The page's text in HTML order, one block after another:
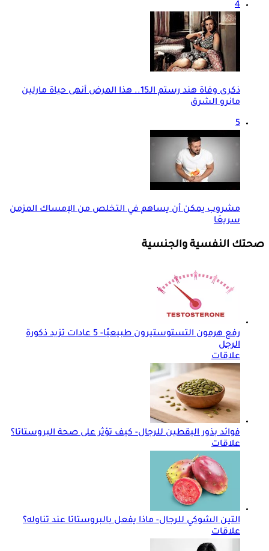
4
ذكرى وفاة هند رستم الـ15.. هذا المرض أنهى حياة مارلين
مانرو الشرق
5
مشروب يمكن أن يساهم في التخلص من الإمساك المزمن
سريعَا
صحتك النفسية والجنسية
رفع هرمون التستوستيرون طبيعيًا- 5 عادات تزيد ذكورة
الرجل
علاقات
فوائد بذور اليقطين للرجال- كيف تؤثر على صحة البروستاتا؟
علاقات
التين الشوكي للرجال- ماذا يفعل بالبروستاتا عند تناوله؟
علاقات